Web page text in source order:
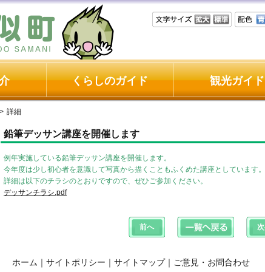
くらしのガイド 観光ガイド
> 詳細
鉛筆デッサン講座を開催します
例年実施している鉛筆デッサン講座を開催します。
今年度は少し初心者を意識して写真から描くこともふくめた講座としています。
詳細は以下のチラシのとおりですので、ぜひご参加ください。
デッサンチラシ.pdf
ホーム ｜ サイトポリシー ｜ サイトマップ｜ ご意見・お問合わせ